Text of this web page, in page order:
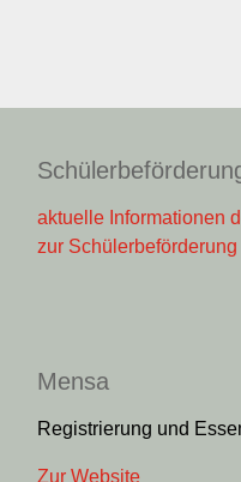
aktuelle Informationen
zur Schülerbeförderung
Mensa
Registrierung und
Zur Website